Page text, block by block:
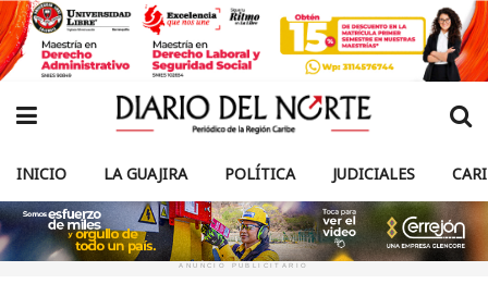
INICIO LA GUAJIRA POLÍTICA JUDICIALES
ANUNCIO PUBLICITARIO